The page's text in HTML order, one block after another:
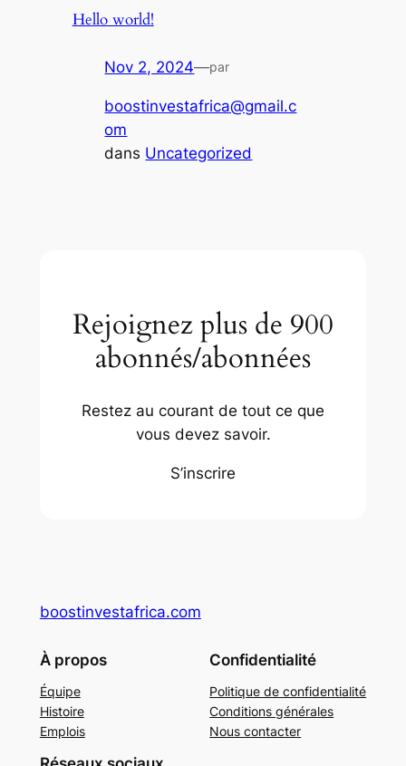
Hello world!
Nov 2, 2024—par
boostinvestafrica@gmail.c
om
dans Uncategorized
Rejoignez plus de 900
abonnés/abonnées
Restez au courant de tout ce que
vous devez savoir.
S’inscrire
boostinvestafrica.com
À propos
Équipe
Histoire
Emplois
Confidentialité
Politique de confidentialité
Conditions générales
Nous contacter